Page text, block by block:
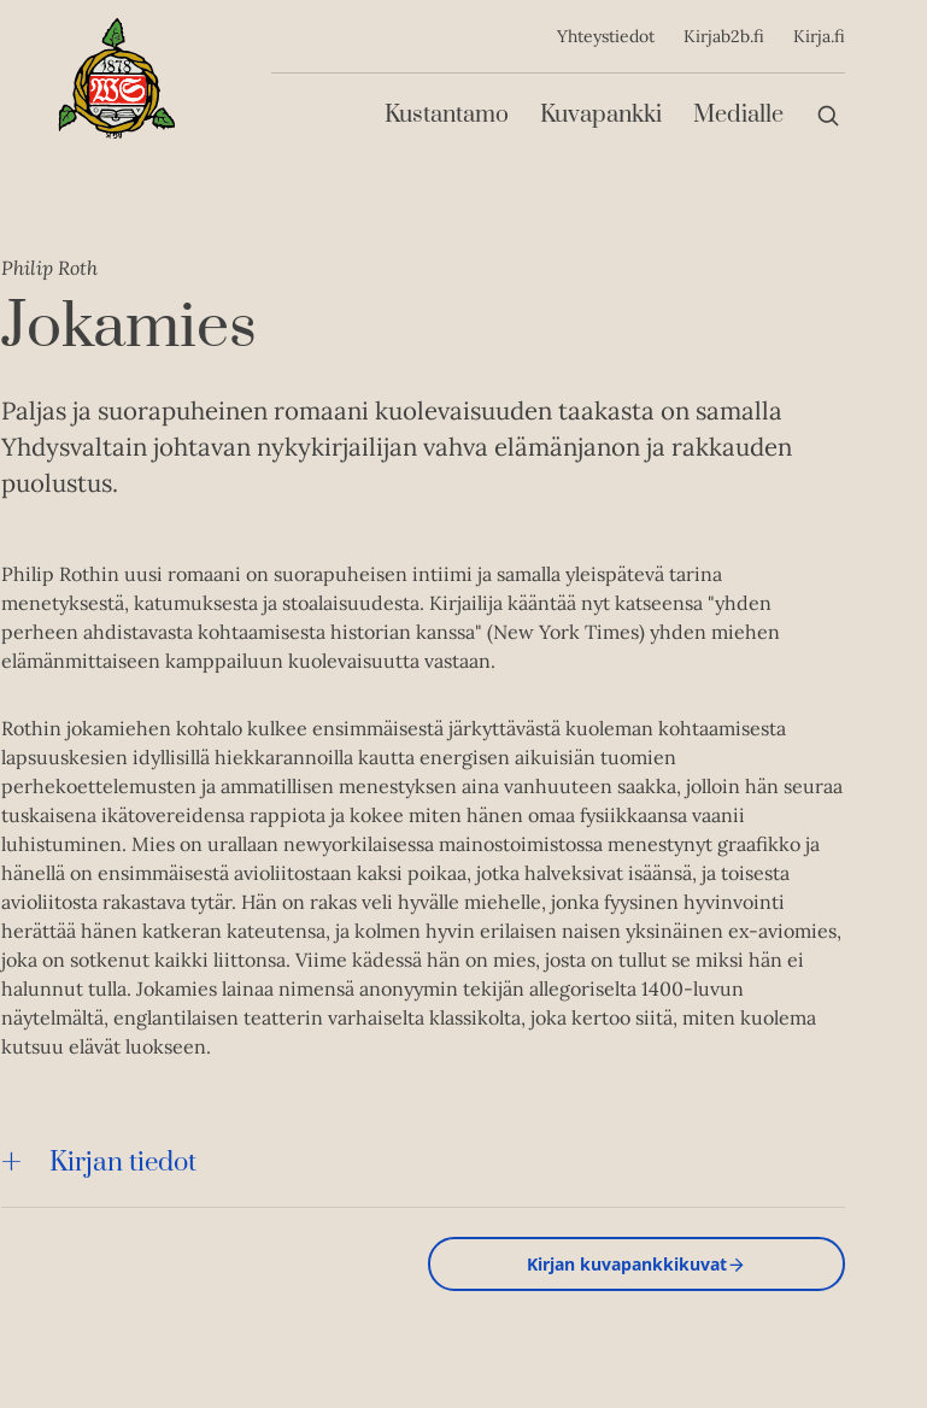
Yhteystiedot Kirjab2b.fi Kirja.fi
Päävalikko
Kustantamo Kuvapankki Medialle
Philip Roth
Jokamies
Paljas ja suorapuheinen romaani kuolevaisuuden taakasta on samalla
Yhdysvaltain johtavan nykykirjailijan vahva elämänjanon ja rakkauden
puolustus.
Philip Rothin uusi romaani on suorapuheisen intiimi ja samalla yleispätevä tarina
menetyksestä, katumuksesta ja stoalaisuudesta. Kirjailija kääntää nyt katseensa "yhden
perheen ahdistavasta kohtaamisesta historian kanssa" (New York Times) yhden miehen
elämänmittaiseen kamppailuun kuolevaisuutta vastaan.
Rothin jokamiehen kohtalo kulkee ensimmäisestä järkyttävästä kuoleman kohtaamisesta
lapsuuskesien idyllisillä hiekkarannoilla kautta energisen aikuisiän tuomien
perhekoettelemusten ja ammatillisen menestyksen aina vanhuuteen saakka, jolloin hän seuraa
tuskaisena ikätovereidensa rappiota ja kokee miten hänen omaa fysiikkaansa vaanii
luhistuminen. Mies on urallaan newyorkilaisessa mainostoimistossa menestynyt graafikko ja
hänellä on ensimmäisestä avioliitostaan kaksi poikaa, jotka halveksivat isäänsä, ja toisesta
avioliitosta rakastava tytär. Hän on rakas veli hyvälle miehelle, jonka fyysinen hyvinvointi
herättää hänen katkeran kateutensa, ja kolmen hyvin erilaisen naisen yksinäinen ex-aviomies,
joka on sotkenut kaikki liittonsa. Viime kädessä hän on mies, josta on tullut se miksi hän ei
halunnut tulla. Jokamies lainaa nimensä anonyymin tekijän allegoriselta 1400-luvun
näytelmältä, englantilaisen teatterin varhaiselta klassikolta, joka kertoo siitä, miten kuolema
kutsuu elävät luokseen.
Kirjan tiedot
Kirjan kuvapankkikuvat